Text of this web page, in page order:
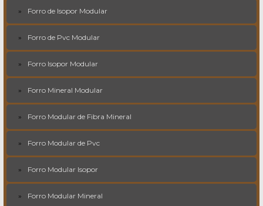
Forro de Isopor Modular
Forro de Pvc Modular
Forro Isopor Modular
Forro Mineral Modular
Forro Modular de Fibra Mineral
Forro Modular de Pvc
Forro Modular Isopor
Forro Modular Mineral